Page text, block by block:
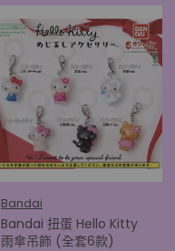
Bandai
Bandai 扭蛋 Hello Kitty
雨傘吊飾 (全套6款)